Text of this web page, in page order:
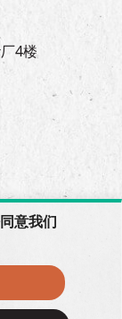
意我们
4楼